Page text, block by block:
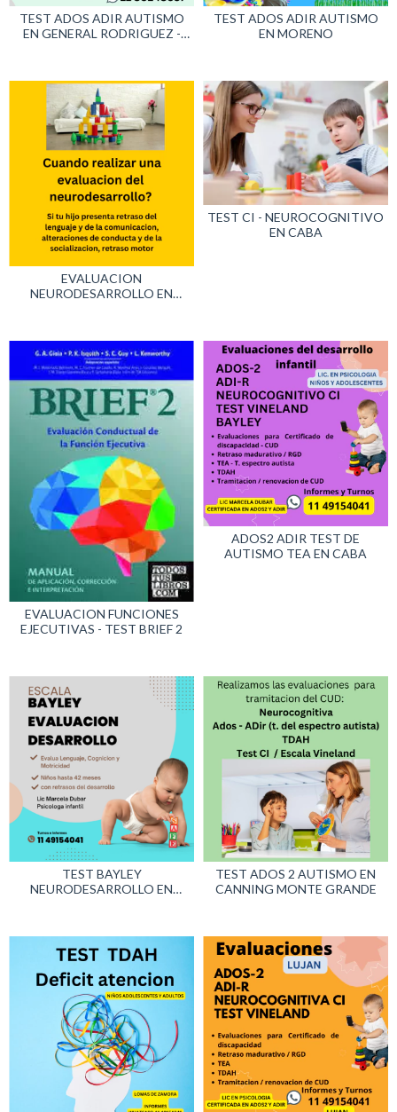
TEST ADOS ADIR AUTISMO
EN GENERAL RODRIGUEZ -
TEST ADOS ADIR AUTISMO
EN MORENO
EVALUACION
NEURODESARROLLO EN
TEST CI - NEUROCOGNITIVO
EN CABA
EVALUACION FUNCIONES
EJECUTIVAS - TEST BRIEF 2
ADOS2 ADIR TEST DE
AUTISMO TEA EN CABA
TEST BAYLEY
NEURODESARROLLO EN
TEST ADOS 2 AUTISMO EN
CANNING MONTE GRANDE